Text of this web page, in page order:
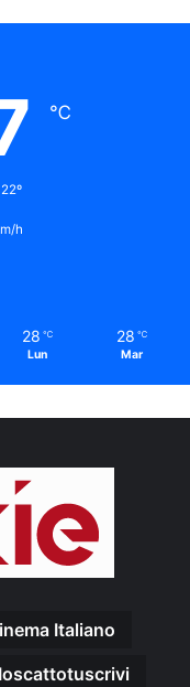
℃
h
28 ℃
Lun
28 ℃
Mar
Italiano
Ioscattotuscrivi